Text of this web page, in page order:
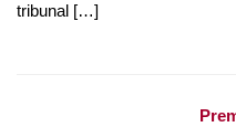
tribunal […]